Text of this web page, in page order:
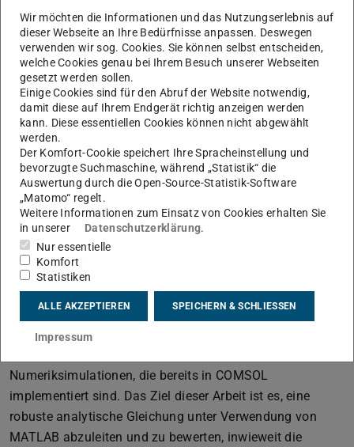
Dieser Effekt wird komplexer, wenn die Flüssig-Gas-
Grenzfläche mit gestörten Wellen manipuliert wird.
Darüber hinaus ist der Einfluss der Auftriebskraft
bemerkenswert, insbesondere in Bezug auf die Wellen an
der Grenzfläche und ihre Ausbreitung und Dämpfung.
Analytische Untersuchungen liefern wertvolle
Numeriksimulationen, die bereits in COMSOL
implementiert sind. Das Ziel dieser Arbeit ist es, eine
robuste analytische Gleichung unter Verwendung von
MATLAB abzuleiten und zu bewerten, inwieweit die
Wir möchten die Informationen und das Nutzungserlebnis auf
dieser Webseite an Ihre Bedürfnisse anpassen. Deswegen
verwenden wir sog. Cookies. Sie können selbst entscheiden,
welche Cookies genau bei Ihrem Besuch unserer Webseiten
gesetzt werden sollen.
Einige Cookies sind für den Abruf der Website notwendig,
damit diese auf Ihrem Endgerät richtig anzeigen werden
kann. Diese essentiellen Cookies können nicht abgewählt
werden.
Der Komfort-Cookie speichert Ihre Spracheinstellung und
bevorzugte Suchmaschine, während „Statistik“ die
Auswertung durch die Open-Source-Statistik-Software
„Matomo“ regelt.
Weitere Informationen zum Einsatz von Cookies erhalten Sie
in unserer
Datenschutzerklärung.
Nur essentielle
Komfort
Statistiken
ALLE AKZEPTIEREN SPEICHERN & SCHLIESSEN
Impressum